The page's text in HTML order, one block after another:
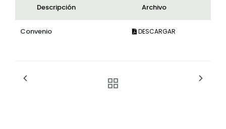
Descripción Archivo
Convenio DESCARGAR